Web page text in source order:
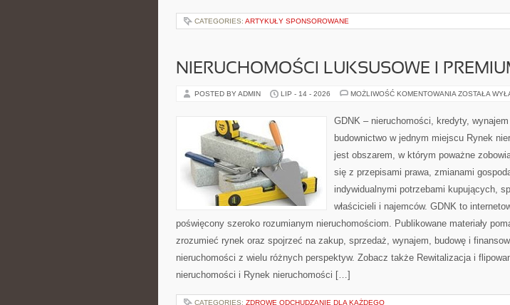
CATEGORIES: ARTYKUŁY SPONSOROWANE
NIERUCHOMOŚCI LUKSUSOWE I
POSTED BY ADMIN LIP - 14 - 2026 MOŻLIWOŚĆ KOMENTOWANIA
PREMIUM
ZOSTAŁA
GDNK – nieruchomości, kredyty, wynajem
budownictwo w jednym miejscu Rynek
jest obszarem, w którym poważne
się z przepisami prawa, zmianami
indywidualnymi potrzebami kupujących,
właścicieli i najemców. GDNK to
poświęcony szeroko rozumianym nieruchomościom. Publikowane materiały
zrozumieć rynek oraz spojrzeć na zakup, sprzedaż, wynajem, budowę i
nieruchomości z wielu różnych perspektyw. Zobacz także Rewitalizacja i
nieruchomości i Rynek nieruchomości […]
CATEGORIES: ZDROWE ODCHUDZANIE DLA KAŻDEGO